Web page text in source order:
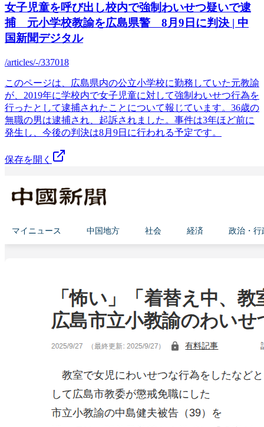
女子児童を呼び出し校内で強制わいせつ疑いで逮
捕 元小学校教諭を広島県警 8月9日に判決 | 中
国新聞デジタル
/articles/-/337018
このページは、広島県内の公立小学校に勤務していた元教諭
が、2019年に学校内で女子児童に対して強制わいせつ行為を
行ったとして逮捕されたことについて報じています。36歳の
無職の男は逮捕され、起訴されました。事件は3年ほど前に
発生し、今後の判決は8月9日に行われる予定です。
保存を開く